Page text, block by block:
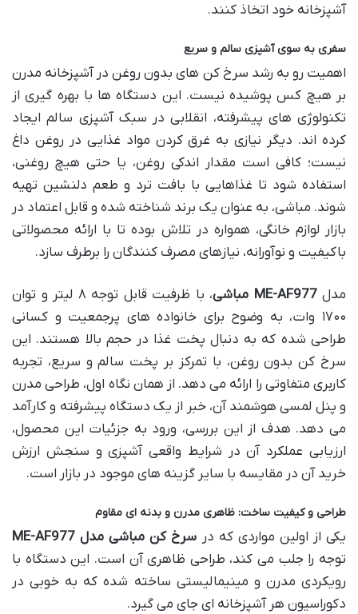
آشپزخانه خود اتخاذ کنند.
سفری به سوی آشپزی سالم و سریع
اهمیت رو به رشد سرخ کن های بدون روغن در آشپزخانه مدرن
بر هیچ کس پوشیده نیست. این دستگاه ها با بهره گیری از
تکنولوژی های پیشرفته، انقلابی در سبک آشپزی سالم ایجاد
کرده اند. دیگر نیازی به غرق کردن مواد غذایی در روغن داغ
نیست؛ کافی است مقدار اندکی روغن، یا حتی هیچ روغنی،
استفاده شود تا غذاهایی با بافت ترد و طعم دلنشین تهیه
شوند. مباشی، به عنوان یک برند شناخته شده و قابل اعتماد در
بازار لوازم خانگی، همواره در تلاش بوده تا با ارائه محصولاتی
باکیفیت و نوآورانه، نیازهای مصرف کنندگان را برطرف سازد.
مدلME-AF977 مباشی
، با ظرفیت قابل توجه ۸ لیتر و توان
۱۷۰۰ وات، به وضوح برای خانواده های پرجمعیت و کسانی
طراحی شده که به دنبال پخت غذا در حجم بالا هستند. این
سرخ کن بدون روغن، با تمرکز بر پخت سالم و سریع، تجربه
کاربری متفاوتی را ارائه می دهد. از همان نگاه اول، طراحی مدرن
و پنل لمسی هوشمند آن، خبر از یک دستگاه پیشرفته و کارآمد
می دهد. هدف از این بررسی، ورود به جزئیات این محصول،
ارزیابی عملکرد آن در شرایط واقعی آشپزی و سنجش ارزش
خرید آن در مقایسه با سایر گزینه های موجود در بازار است.
طراحی و کیفیت ساخت: ظاهری مدرن و بدنه ای مقاوم
یکی از اولین مواردی که در سرخ کن مباشی مدل ME-AF977
توجه را جلب می کند، طراحی ظاهری آن است. این دستگاه با
رویکردی مدرن و مینیمالیستی ساخته شده که به خوبی در
دکوراسیون هر آشپزخانه ای جای می گیرد.